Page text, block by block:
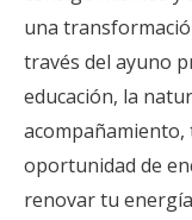
una
través del ayuno
educación, la
acompañamiento,
oportunidad de
renovar tu